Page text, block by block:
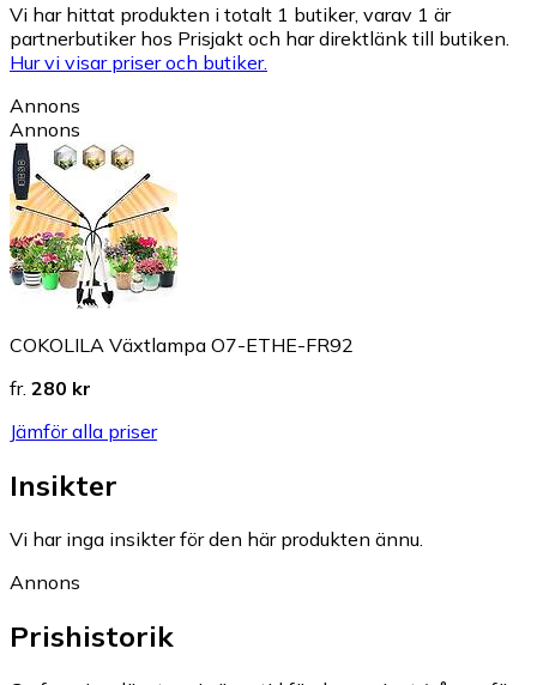
Vi har hittat produkten i totalt 1 butiker, varav 1 är
partnerbutiker hos Prisjakt och har direktlänk till butiken.
Hur vi visar priser och butiker.
Annons
Annons
COKOLILA Växtlampa O7-ETHE-FR92
fr. 280 kr
Jämför alla priser
Insikter
Vi har inga insikter för den här produkten ännu.
Annons
Prishistorik